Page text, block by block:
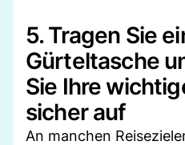
5. Tragen Sie
Gürteltasche
Sie Ihre
sicher auf
An manchen